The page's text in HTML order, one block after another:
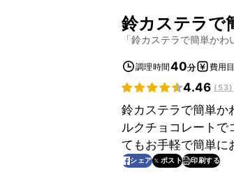
鈴カステラで
「鈴カステラで簡単かわ
調理時間40分 費用
4.46 ( 53)
鈴カステラで簡単か
ルクチョコレートで
てもお手軽で簡単に
シェア ポスト 印刷する